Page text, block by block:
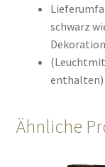
schwarz
Dekoration
enthalten)
Ähnliche